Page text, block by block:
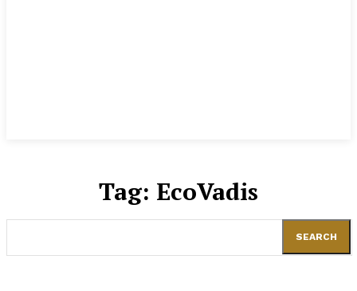
Tag: EcoVadis
SEARCH